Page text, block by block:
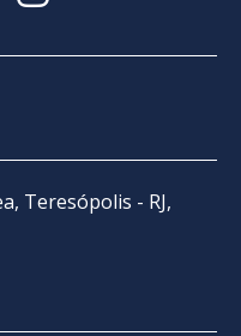
Teresópolis - RJ,